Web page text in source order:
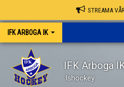
STREAMA
IFK ARBOGA IK
IFK Arboga
Ishockey